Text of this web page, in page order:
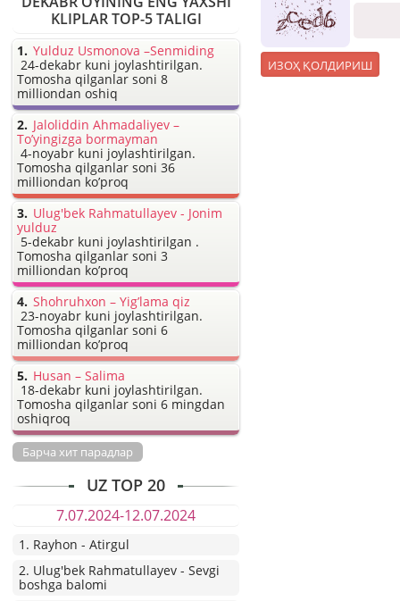
KLIPLAR TOP-5 TALIGI
Yulduz Usmonova –Senmiding
24-dekabr kuni joylashtirilgan.
Tomosha qilganlar soni 8
milliondan oshiq
Jaloliddin Ahmadaliyev –
To’yingizga bormayman
4-noyabr kuni joylashtirilgan.
Tomosha qilganlar soni 36
milliondan ko’proq
Ulug'bek Rahmatullayev - Jonim
yulduz
5-dekabr kuni joylashtirilgan .
Tomosha qilganlar soni 3
milliondan ko’proq
Shohruhxon – Yig’lama qiz
23-noyabr kuni joylashtirilgan.
Tomosha qilganlar soni 6
milliondan ko’proq
Husan – Salima
18-dekabr kuni joylashtirilgan.
Tomosha qilganlar soni 6 mingdan
oshiqroq
Барча хит парадлар
UZ TOP 20
7.07.2024-12.07.2024
1. Rayhon - Atirgul
2. Ulug'bek Rahmatullayev - Sevgi
boshga balomi